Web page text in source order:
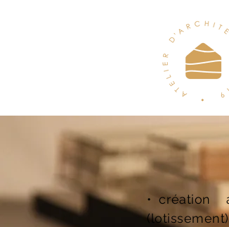
• création
(lotissement)